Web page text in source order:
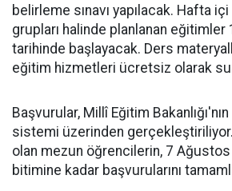
belirleme sınavı yapılacak. Hafta
grupları halinde planlanan eğitimler
tarihinde başlayacak. Ders
eğitim hizmetleri ücretsiz olarak
Başvurular, Millî Eğitim
sistemi üzerinden
olan mezun öğrencilerin, 7
bitimine kadar başvurularını